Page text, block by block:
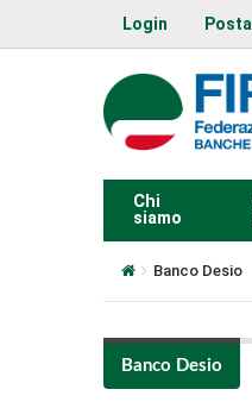
Login Posta
Chi
siamo
Banco Desio
Banco Desio